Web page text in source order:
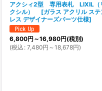
アクシィ2型 専用表札 LIXIL（
クシル）
[ガラス アクリル ステ
レス デザイナーズパーツ仕様]
6,800円 ～16,980円(税別)
(税込 : 7,480円 ～18,678円)